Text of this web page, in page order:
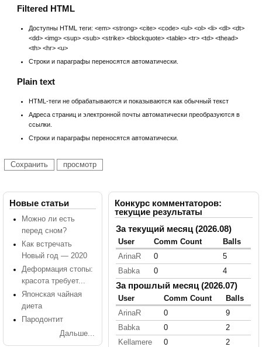
Filtered HTML
Доступны HTML теги: <em> <strong> <cite> <code> <ul> <ol> <li> <dl> <dt>
<dd> <img> <sup> <sub> <strike> <blockquote> <table> <tr> <td> <thead>
<th> <hr> <u>
Строки и параграфы переносятся автоматически.
Plain text
HTML-теги не обрабатываются и показываются как обычный текст
Адреса страниц и электронной почты автоматически преобразуются в
ссылки.
Строки и параграфы переносятся автоматически.
Новые статьи
Можно ли есть
перед сном?
Как встречать
Новый год — 2020
Деформация стопы:
красота требует...
Японская чайная
диета
Пародонтит
Дальше...
Конкурс комментаторов:
текущие результаты
За текущий месяц (2026.08)
User Comm Count
Balls
ArinaR
0
5
Babka
0 4
За прошлый месяц (2026.07)
User Comm Count
Balls
ArinaR
0
9
Babka
0
2
Kellamere
0
2